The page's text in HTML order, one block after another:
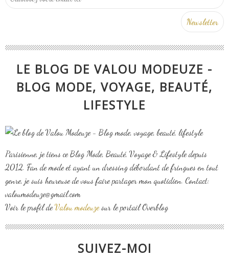
LE BLOG DE VALOU MODEUZE -
BLOG MODE, VOYAGE, BEAUTÉ,
LIFESTYLE
Parisienne, je tiens ce Blog Mode, Beauté, Voyage & Lifestyle depuis
2012. Fan de mode et ayant un dressing débordant de fringues en tout
genre, je suis heureuse de vous faire partager mon quotidien. Contact:
valoumodeuze@gmail.com
Voir le profil deValou modeuzesur le portail Overblog
SUIVEZ-MOI